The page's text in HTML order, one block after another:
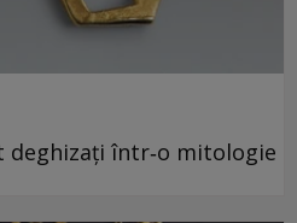
deghizați într‑o mitologie